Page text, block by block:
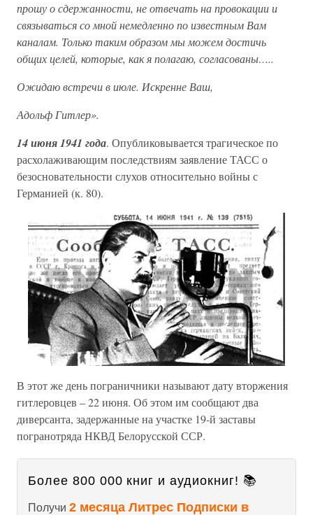
прошу о сдержанности, не отвечать на провокации и
связываться со мной немедленно по известным Вам
каналам. Только таким образом мы можем достичь
общих целей, которые, как я полагаю, согласованы…..
Ожидаю встречи в июле. Искренне Ваш,
Адольф Гитлер».
14 июня 1941 года. Опубликовывается трагическое по
расхолаживающим последствиям заявление ТАСС о
безосновательности слухов относительно войны с
Германией (к. 80).
В этот же день пограничники называют дату вторжения
гитлеровцев – 22 июня. Об этом им сообщают два
диверсанта, задержанные на участке 19-й заставы
погранотряда НКВД Белорусской ССР.
Более 800 000 книг и аудиокниг! 📚
Получи 2 месяца Литрес Подписки в